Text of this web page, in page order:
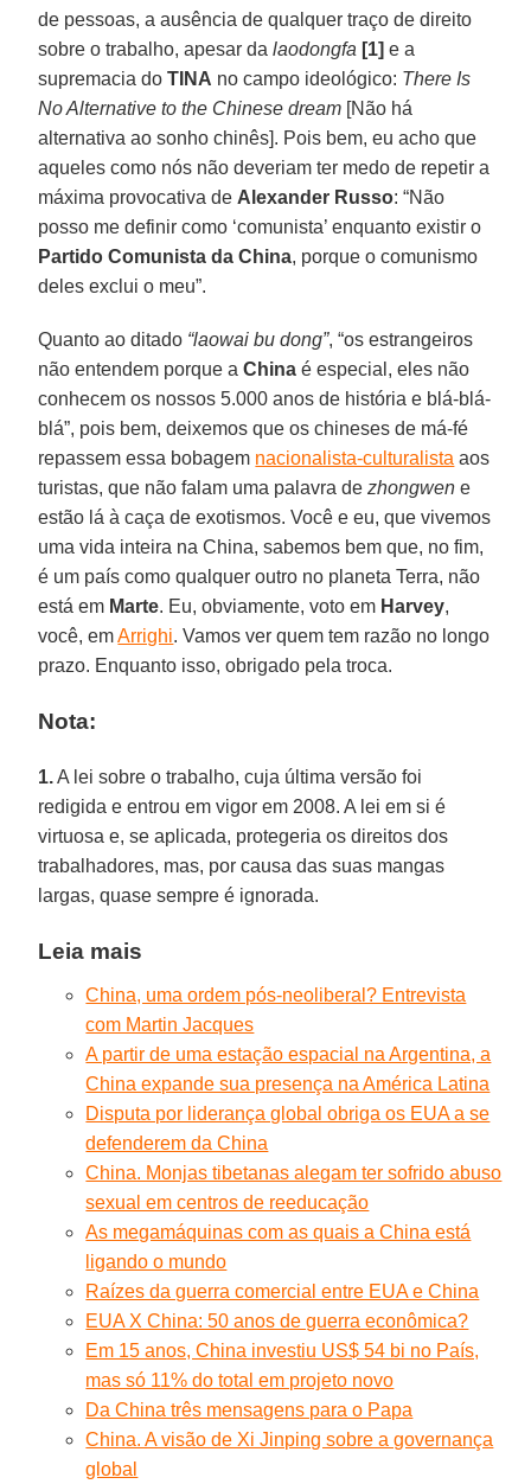
de pessoas, a ausência de qualquer traço de direito
sobre o trabalho, apesar dalaodongfa [1] e a
supremacia doTINA no campo ideológico: There Is
No Alternative to the Chinese dream [Não há
alternativa ao sonho chinês]. Pois bem, eu acho que
aqueles como nós não deveriam ter medo de repetir a
máxima provocativa de Alexander Russo: “Não
posso me definir como ‘comunista’ enquanto existir o
Partido Comunista da China, porque o comunismo
deles exclui o meu”.
Quanto ao ditado “laowai bu dong”, “os estrangeiros
não entendem porque aChina é especial, eles não
conhecem os nossos 5.000 anos de história e blá-blá-
blá”, pois bem, deixemos que os chineses de má-fé
repassem essa bobagem nacionalista-culturalista aos
turistas, que não falam uma palavra dezhongwen e
estão lá à caça de exotismos. Você e eu, que vivemos
uma vida inteira na China, sabemos bem que, no fim,
é um país como qualquer outro no planeta Terra, não
está em Marte. Eu, obviamente, voto em Harvey,
você, emArrighi. Vamos ver quem tem razão no longo
prazo. Enquanto isso, obrigado pela troca.
Nota:
1.A lei sobre o trabalho, cuja última versão foi
redigida e entrou em vigor em 2008. A lei em si é
virtuosa e, se aplicada, protegeria os direitos dos
trabalhadores, mas, por causa das suas mangas
largas, quase sempre é ignorada.
Leia mais
China, uma ordem pós-neoliberal? Entrevista
com Martin Jacques
A partir de uma estação espacial na Argentina, a
China expande sua presença na América Latina
Disputa por liderança global obriga os EUA a se
defenderem da China
China. Monjas tibetanas alegam ter sofrido abuso
sexual em centros de reeducação
As megamáquinas com as quais a China está
ligando o mundo
Raízes da guerra comercial entre EUA e China
EUA X China: 50 anos de guerra econômica?
Em 15 anos, China investiu US$ 54 bi no País,
mas só 11% do total em projeto novo
Da China três mensagens para o Papa
China. A visão de Xi Jinping sobre a governança
global